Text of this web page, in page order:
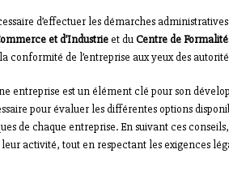
d’effectuer les démarches
et d’Industrieet duCentre de
conformité de l’entreprise aux yeux des
entreprise est un élément clé pour son
pour évaluer les différentes options
de chaque entreprise. En suivant ces
activité, tout en respectant les exigences